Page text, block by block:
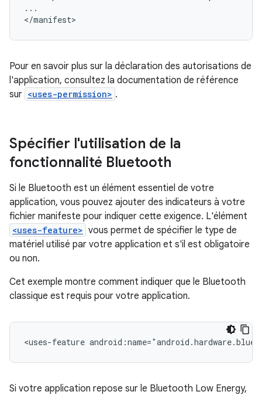
...
Pour en savoir plus sur la déclaration des autorisations de
l'application, consultez la documentation de référence
sur <uses-permission> .
Spécifier l'utilisation de la
fonctionnalité Bluetooth
Si le Bluetooth est un élément essentiel de votre
application, vous pouvez ajouter des indicateurs à votre
fichier manifeste pour indiquer cette exigence. L'élément
<uses-feature> vous permet de spécifier le type de
matériel utilisé par votre application et s'il est obligatoire
ou non.
Cet exemple montre comment indiquer que le Bluetooth
classique est requis pour votre application.
<uses-feature
Si votre application repose sur le Bluetooth Low Energy,